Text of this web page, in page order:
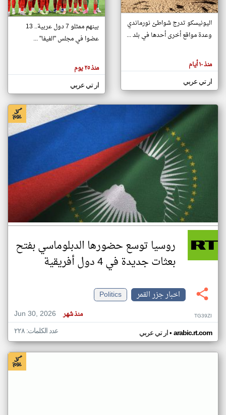
تغيير الدولة
اخبار جزر القمر على مدار الساعة
أهم اخبار جزر القمر العاجلة والمباشرة
هنا عن
وجهة
كاتبيها.
اليونيسكو تدرج شواطئ نورماندي
وعدة مواقع أخرى أحدها في بلد ...
منذ ١٠ أيام
ار تي عربي
بينهم ممثلو 7 دول عربية.. 13
عضوا في مجلس "الفيفا" ...
منذ ٢٥ يوم
ار تي عربي
روسيا توسع حضورها الدبلوماسي بفتح
بعثات جديدة في 4 دول أفريقية
اخبار جزر القمر
Politics
Jun 30, 2026
منذ شهر TG39ZI
ار تي عربي• arabic.rt.com عدد الكلمات: ٢٢٨
klyoum.com